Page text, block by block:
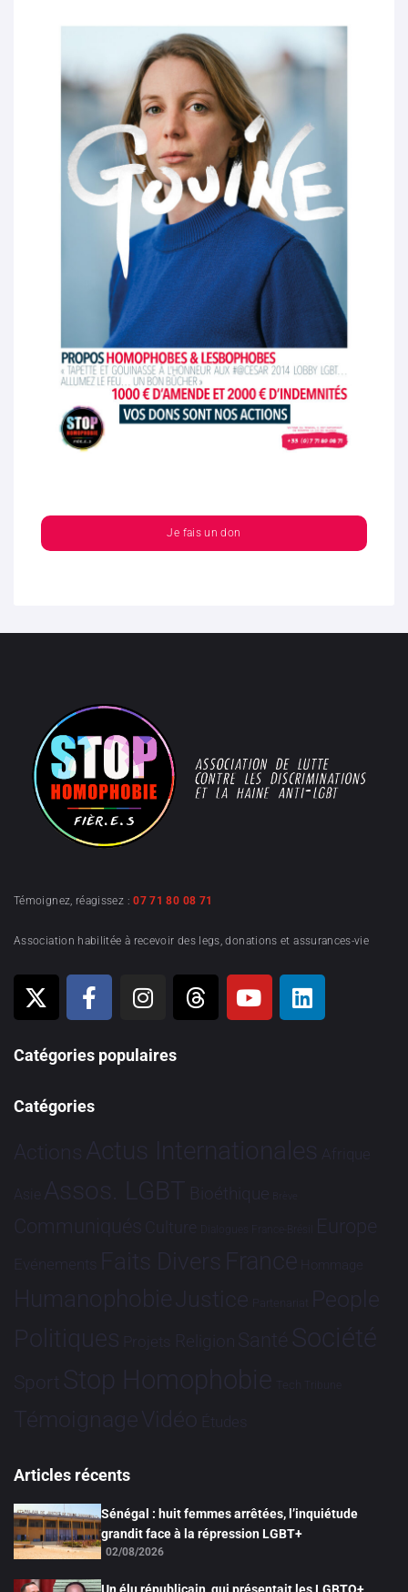
Je fais un don
Témoignez, réagissez :07 71 80 08 71
Association habilitée à recevoir des legs, donations et assurances-vie
Catégories populaires
Catégories
Actions Actus Internationales Afrique
Asie Assos. LGBT Bioéthique Brève
Communiqués Culture Dialogues France-Brésil Europe
Evénements Faits Divers France Hommage
HumanophobieJustice Partenariat People
Politiques Projets Religion Santé Société
Sport Stop Homophobie Tech Tribune
TémoignageVidéo Études
Articles récents
Sénégal : huit femmes arrêtées, l’inquiétude
grandit face à la répression LGBT+
02/08/2026